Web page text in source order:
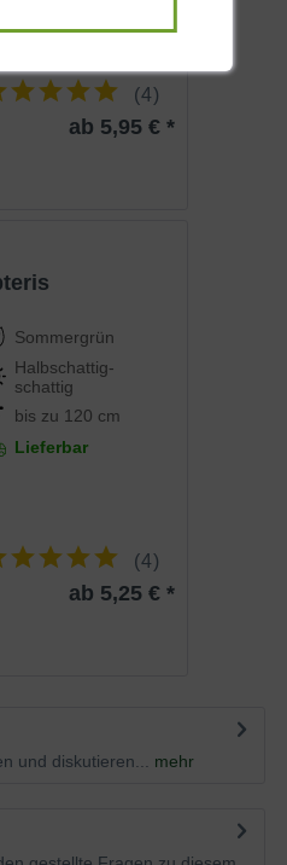
(4)
ab 5,95 € *
Sommergrün
Halbschattig-
schattig
bis zu 120 cm
Lieferbar
(4)
ab 5,25 € *
und diskutieren...
mehr